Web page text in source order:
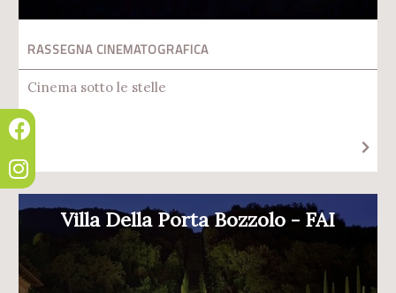
RASSEGNA CINEMATOGRAFICA
Cinema sotto le stelle
Villa Della Porta Bozzolo - FAI